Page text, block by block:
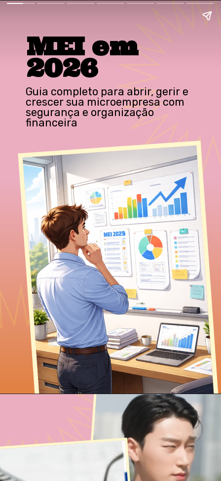
MEI em
2026
Guia completo para abrir, gerir e
crescer sua microempresa com
segurança e organização
financeira